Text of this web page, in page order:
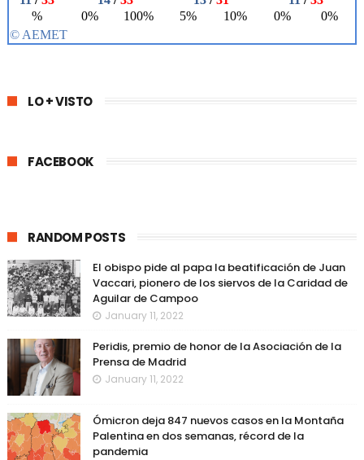
LO + VISTO
FACEBOOK
RANDOM POSTS
El obispo pide al papa la beatificación de Juan
Vaccari, pionero de los siervos de la Caridad de
Aguilar de Campoo
January 11, 2022
Peridis, premio de honor de la Asociación de la
Prensa de Madrid
January 11, 2022
Ómicron deja 847 nuevos casos en la Montaña
Palentina en dos semanas, récord de la
pandemia